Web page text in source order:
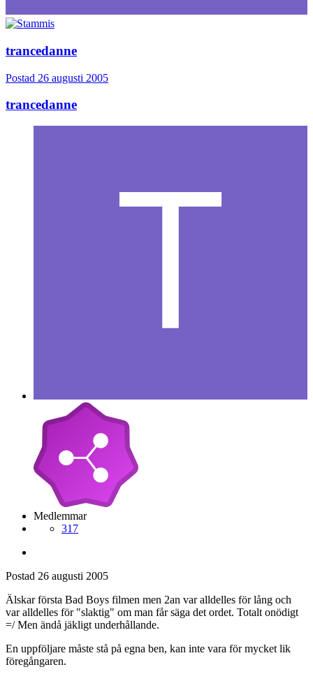
trancedanne
Postad 26 augusti 2005
trancedanne
Medlemmar
317
Postad 26 augusti 2005
Älskar första Bad Boys filmen men 2an var alldelles för lång och
var alldelles för "slaktig" om man får säga det ordet. Totalt onödigt
=/ Men ändå jäkligt underhållande.
En uppföljare måste stå på egna ben, kan inte vara för mycket lik
föregångaren.